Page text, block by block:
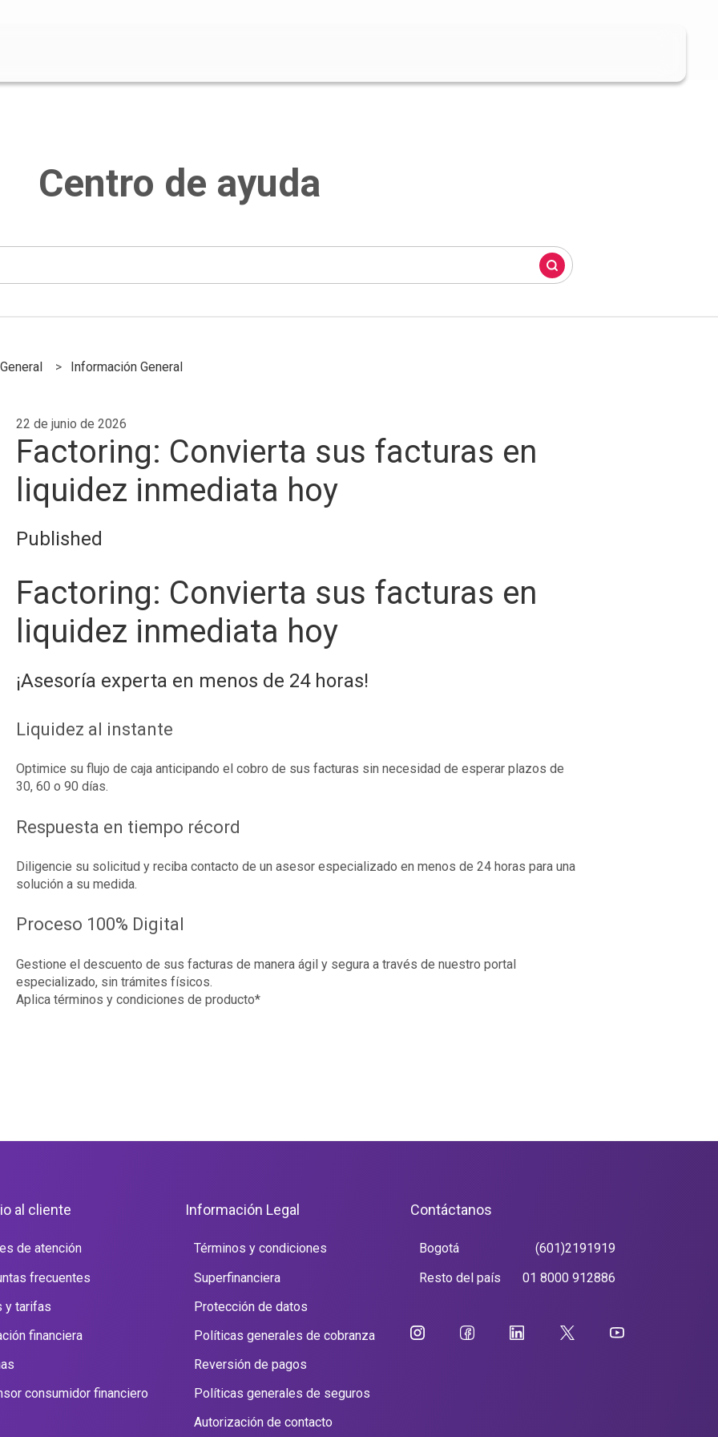
General Información General
22 de junio de 2026
Factoring: Convierta sus facturas en
liquidez inmediata hoy
Published
Factoring: Convierta sus facturas en
liquidez inmediata hoy
¡Asesoría experta en menos de 24 horas!
Liquidez al instante
Optimice su flujo de caja anticipando el cobro de sus facturas sin necesidad de esperar plazos de
30, 60 o 90 días.
Respuesta en tiempo récord
Diligencie su solicitud y reciba contacto de un asesor especializado en menos de 24 horas para una
solución a su medida.
Proceso 100% Digital
Gestione el descuento de sus facturas de manera ágil y segura a través de nuestro portal
especializado, sin trámites físicos.
Aplica términos y condiciones de producto*
al cliente
de atención
frecuentes
y tarifas
financiera
consumidor financiero
Información Legal
Términos y condiciones
Superfinanciera
Protección de datos
Políticas generales de cobranza
Reversión de pagos
Políticas generales de seguros
Autorización de contacto
Contáctanos
Bogotá
(601)2191919
Resto del país
01 8000 912886